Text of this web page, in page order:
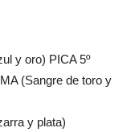
y oro) PICA 5º
(Sangre de toro y
y plata)